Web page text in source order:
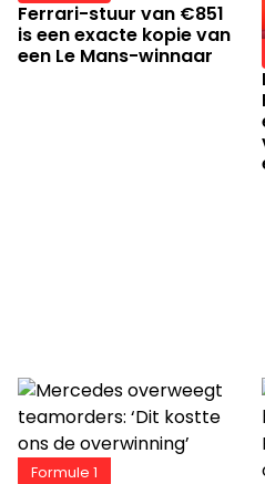
Ferrari-stuur van €851
is een exacte kopie van
een Le Mans-winnaar
Formule 1